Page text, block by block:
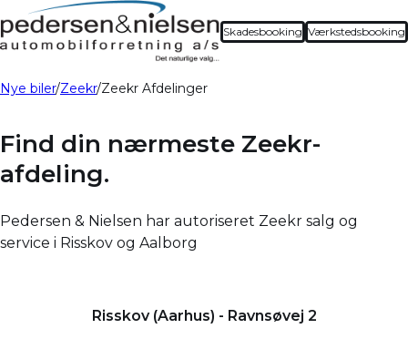
Skadesbooking Værkstedsbooking
Nye biler Zeekr Zeekr Afdelinger
Find din nærmeste Zeekr-
afdeling.
Pedersen & Nielsen har autoriseret Zeekr salg og
service i Risskov og Aalborg
Risskov (Aarhus) - Ravnsøvej 2